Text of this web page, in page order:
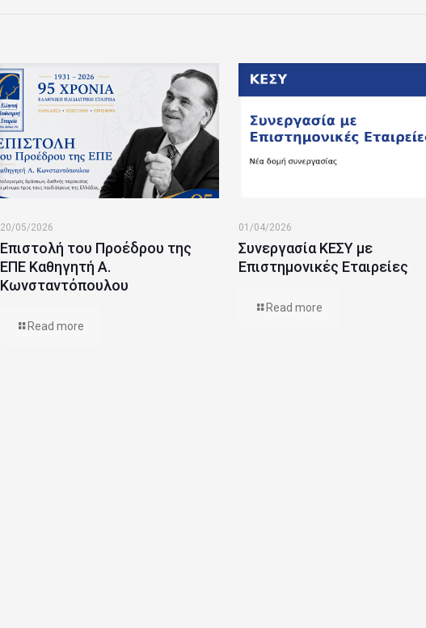
20/05/2026
Επιστολή του Προέδρου της
ΕΠΕ Καθηγητή Α.
Κωνσταντόπουλου
Read more
01/04/2026
Συνεργασία ΚΕΣΥ με
Επιστημονικές Εταιρείες
Read more